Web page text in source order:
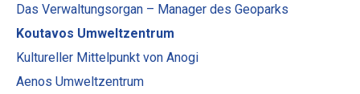
Das Verwaltungsorgan – Manager des Geoparks
Koutavos Umweltzentrum
Kultureller Mittelpunkt von Anogi
Aenos Umweltzentrum